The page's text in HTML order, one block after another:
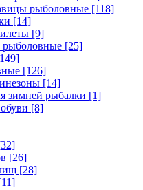
рыболовные [118]
[14]
[9]
[25]
[126]
[14]
зимней рыбалки [1]
[8]
[26]
[28]